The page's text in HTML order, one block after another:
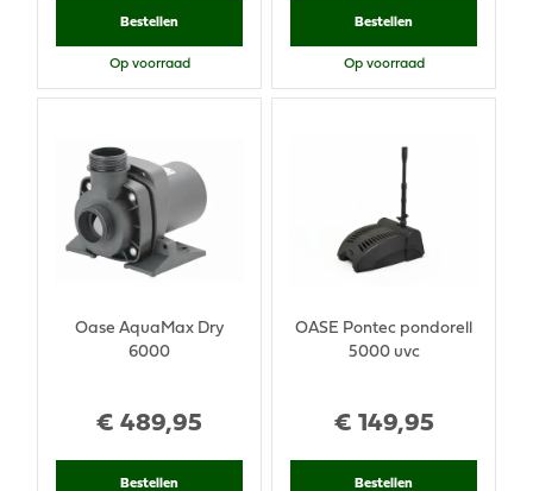
Bestellen
Op voorraad
Bestellen
Op voorraad
€ 489,95
Oase AquaMax Dry
6000
Bestellen
€ 149,95
OASE Pontec pondorell
5000 uvc
Bestellen